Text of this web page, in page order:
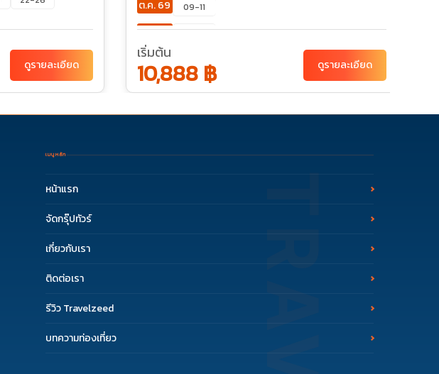
19-23
ดูรายละเอียด
ต.ค. 69 09-11
พ.ย. 69 27-29
ธ.ค. 69
เริ่มต้น
10,888 ฿ ดูรายละเอียด
เมนูหลัก
หน้าแรก
จัดกรุ๊ปทัวร์
เกี่ยวกับเรา
ติดต่อเรา
รีวิว Travelzeed
บทความท่องเที่ยว